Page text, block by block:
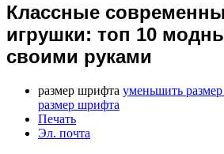
Классные
игрушки: топ 10
своими руками
размер шрифта уменьшить
размер шрифта
Печать
Эл. почта